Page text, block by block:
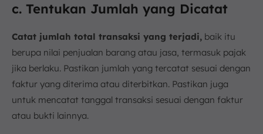
c. Tentukan Jumlah yang Dicatat
Catat jumlah total transaksi yang terjadi, baik itu
berupa nilai penjualan barang atau jasa, termasuk pajak
jika berlaku. Pastikan jumlah yang tercatat sesuai dengan
faktur yang diterima atau diterbitkan. Pastikan juga
untuk mencatat tanggal transaksi sesuai dengan faktur
atau bukti lainnya.